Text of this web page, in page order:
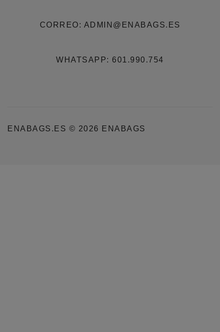
CORREO: ADMIN@ENABAGS.ES
WHATSAPP: 601.990.754
ENABAGS.ES © 2026 ENABAGS